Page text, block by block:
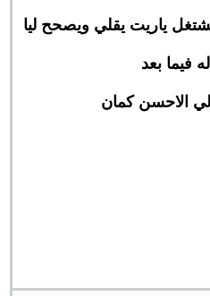
ياريت يقلي ويصحح ليا
فيما بعد
الاحسن كمان